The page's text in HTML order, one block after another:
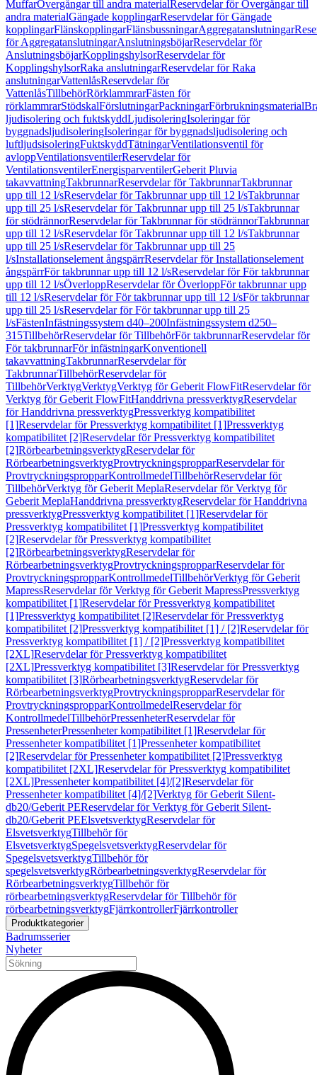
MuffarÖvergångar till andra materialReservdelar för Övergångar till
andra materialGängade kopplingarReservdelar för Gängade
kopplingarFlänskopplingarFlänsbussningarAggregatanslutningar
för AggregatanslutningarAnslutningsböjarReservdelar för
AnslutningsböjarKopplingshylsorReservdelar för
KopplingshylsorRaka anslutningarReservdelar för Raka
anslutningarVattenlåsReservdelar för
VattenlåsTillbehörRörklammrarFästen för
rörklammrarStödskalFörslutningarPackningarFörbrukningsmaterial
ljudisolering och fuktskyddLjudisoleringIsoleringar för
byggnadsljudisoleringIsoleringar för byggnadsljudisolering och
luftljudsisoleringFuktskyddTätningarVentilationsventil för
avloppVentilationsventilerReservdelar för
VentilationsventilerEnergisparventilerGeberit Pluvia
takavvattningTakbrunnarReservdelar för TakbrunnarTakbrunnar
upp till 12 l/sReservdelar för Takbrunnar upp till 12 l/sTakbrunnar
upp till 25 l/sReservdelar för Takbrunnar upp till 25 l/sTakbrunnar
för stödrännorReservdelar för Takbrunnar för stödrännorTakbrunnar
upp till 12 l/sReservdelar för Takbrunnar upp till 12 l/sTakbrunnar
upp till 25 l/sReservdelar för Takbrunnar upp till 25
l/sInstallationselement ångspärrReservdelar för Installationselement
ångspärrFör takbrunnar upp till 12 l/sReservdelar för För takbrunnar
upp till 12 l/sÖverloppReservdelar för ÖverloppFör takbrunnar upp
till 12 l/sReservdelar för För takbrunnar upp till 12 l/sFör takbrunnar
upp till 25 l/sReservdelar för För takbrunnar upp till 25
l/sFästenInfästningssystem d40–200Infästningssystem d250–
315TillbehörReservdelar för TillbehörFör takbrunnarReservdelar för
För takbrunnarFör infästningarKonventionell
takavvattningTakbrunnarReservdelar för
TakbrunnarTillbehörReservdelar för
TillbehörVerktygVerktygVerktyg för Geberit FlowFitReservdelar för
Verktyg för Geberit FlowFitHanddrivna pressverktygReservdelar
för Handdrivna pressverktygPressverktyg kompatibilitet
[1]Reservdelar för Pressverktyg kompatibilitet [1]Pressverktyg
kompatibilitet [2]Reservdelar för Pressverktyg kompatibilitet
[2]RörbearbetningsverktygReservdelar för
RörbearbetningsverktygProvtryckningspropparReservdelar för
ProvtryckningspropparKontrollmedelTillbehörReservdelar för
TillbehörVerktyg för Geberit MeplaReservdelar för Verktyg för
Geberit MeplaHanddrivna pressverktygReservdelar för Handdrivna
pressverktygPressverktyg kompatibilitet [1]Reservdelar för
Pressverktyg kompatibilitet [1]Pressverktyg kompatibilitet
[2]Reservdelar för Pressverktyg kompatibilitet
[2]RörbearbetningsverktygReservdelar för
RörbearbetningsverktygProvtryckningspropparReservdelar för
ProvtryckningspropparKontrollmedelTillbehörVerktyg för Geberit
MapressReservdelar för Verktyg för Geberit MapressPressverktyg
kompatibilitet [1]Reservdelar för Pressverktyg kompatibilitet
[1]Pressverktyg kompatibilitet [2]Reservdelar för Pressverktyg
kompatibilitet [2]Pressverktyg kompatibilitet [1] / [2]Reservdelar för
Pressverktyg kompatibilitet [1] / [2]Pressverktyg kompatibilitet
[2XL]Reservdelar för Pressverktyg kompatibilitet
[2XL]Pressverktyg kompatibilitet [3]Reservdelar för Pressverktyg
kompatibilitet [3]RörbearbetningsverktygReservdelar för
RörbearbetningsverktygProvtryckningspropparReservdelar för
ProvtryckningspropparKontrollmedelReservdelar för
KontrollmedelTillbehörPressenheterReservdelar för
PressenheterPressenheter kompatibilitet [1]Reservdelar för
Pressenheter kompatibilitet [1]Pressenheter kompatibilitet
[2]Reservdelar för Pressenheter kompatibilitet [2]Pressverktyg
kompatibilitet [2XL]Reservdelar för Pressverktyg kompatibilitet
[2XL]Pressenheter kompatibilitet [4]/[2]Reservdelar för
Pressenheter kompatibilitet [4]/[2]Verktyg för Geberit Silent-
db20/Geberit PEReservdelar för Verktyg för Geberit Silent-
db20/Geberit PEElsvetsverktygReservdelar för
ElsvetsverktygTillbehör för
ElsvetsverktygSpegelsvetsverktygReservdelar för
SpegelsvetsverktygTillbehör för
spegelsvetsverktygRörbearbetningsverktygReservdelar för
RörbearbetningsverktygTillbehör för
rörbearbetningsverktygReservdelar för Tillbehör för
rörbearbetningsverktygFjärrkontrollerFjärrkontroller
Produktkategorier
Badrumsserier
Nyheter